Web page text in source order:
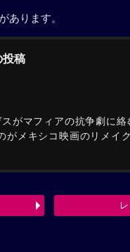
あります。
投稿
がマフィアの抗争劇に
がメキシコ映画のリメイ